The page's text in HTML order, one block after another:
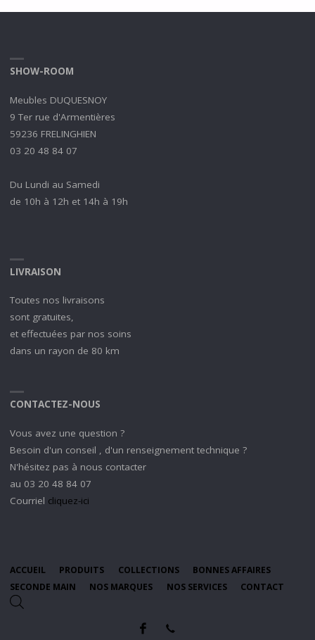
SHOW-ROOM
Meubles DUQUESNOY
9 Ter rue d'Armentières
59236 FRELINGHIEN
03 20 48 84 07
Du Lundi au Samedi
de 10h à 12h et 14h à 19h
LIVRAISON
Toutes nos livraisons
sont gratuites,
et effectuées par nos soins
dans un rayon de 80 km
CONTACTEZ-NOUS
Vous avez une question ?
Besoin d'un conseil , d'un renseignement technique ?
N'hésitez pas à nous contacter
au 03 20 48 84 07
Courriel cliquez-ici
ACCUEIL PRODUITS COLLECTIONS
BONNES AFFAIRES
SECONDE MAIN
NOS MARQUES NOS SERVICES CONTACT